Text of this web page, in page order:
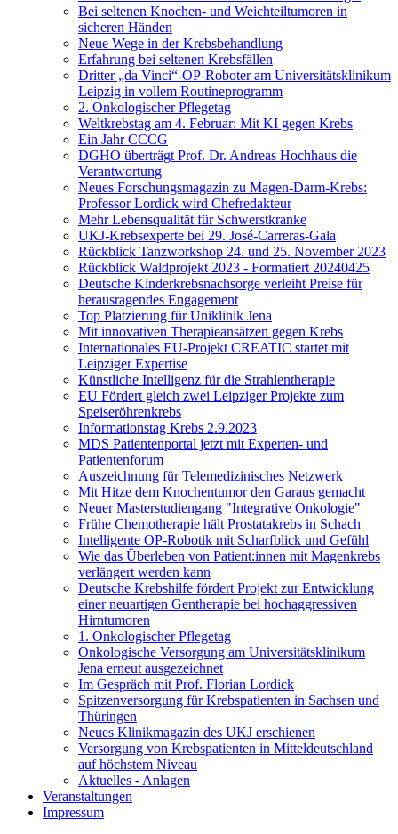
Bei seltenen Knochen- und Weichteiltumoren in
sicheren Händen
Neue Wege in der Krebsbehandlung
Erfahrung bei seltenen Krebsfällen
Dritter „da Vinci“-OP-Roboter am Universitätsklinikum
Leipzig in vollem Routineprogramm
2. Onkologischer Pflegetag
Weltkrebstag am 4. Februar: Mit KI gegen Krebs
Ein Jahr CCCG
DGHO überträgt Prof. Dr. Andreas Hochhaus die
Verantwortung
Neues Forschungsmagazin zu Magen-Darm-Krebs:
Professor Lordick wird Chefredakteur
Mehr Lebensqualität für Schwerstkranke
UKJ-Krebsexperte bei 29. José-Carreras-Gala
Rückblick Tanzworkshop 24. und 25. November 2023
Rückblick Waldprojekt 2023 - Formatiert 20240425
Deutsche Kinderkrebsnachsorge verleiht Preise für
herausragendes Engagement
Top Platzierung für Uniklinik Jena
Mit innovativen Therapieansätzen gegen Krebs
Internationales EU-Projekt CREATIC startet mit
Leipziger Expertise
Künstliche Intelligenz für die Strahlentherapie
EU Fördert gleich zwei Leipziger Projekte zum
Speiseröhrenkrebs
Informationstag Krebs 2.9.2023
MDS Patientenportal jetzt mit Experten- und
Patientenforum
Auszeichnung für Telemedizinisches Netzwerk
Mit Hitze dem Knochentumor den Garaus gemacht
Neuer Masterstudiengang "Integrative Onkologie"
Frühe Chemotherapie hält Prostatakrebs in Schach
Intelligente OP-Robotik mit Scharfblick und Gefühl
Wie das Überleben von Patient:innen mit Magenkrebs
verlängert werden kann
Deutsche Krebshilfe fördert Projekt zur Entwicklung
einer neuartigen Gentherapie bei hochaggressiven
Hirntumoren
1. Onkologischer Pflegetag
Onkologische Versorgung am Universitätsklinikum
Jena erneut ausgezeichnet
Im Gespräch mit Prof. Florian Lordick
Spitzenversorgung für Krebspatienten in Sachsen und
Thüringen
Neues Klinikmagazin des UKJ erschienen
Versorgung von Krebspatienten in Mitteldeutschland
auf höchstem Niveau
Aktuelles - Anlagen
Veranstaltungen
Impressum